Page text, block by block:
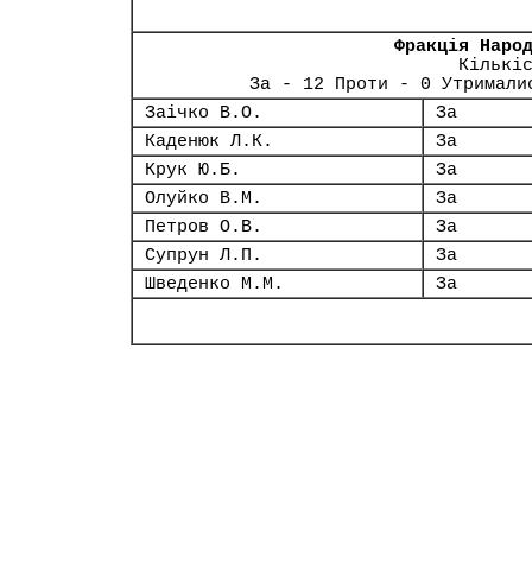
Фракція
За - 12 Проти - 0
Заічко В.О.
За
Каденюк Л.К.
За
Крук Ю.Б.
За
Олуйко В.М.
За
Петров О.В.
За
Супрун Л.П.
За
Шведенко М.М.
За